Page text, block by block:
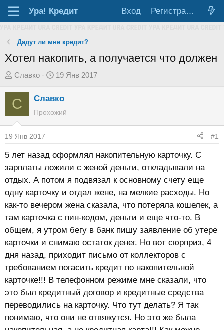
Ура! Кредит Вход Регистрация
Дадут ли мне кредит?
Хотел накопить, а получается что должен
А
т
о
р
т
е
м
ы
Славко
Д
т
а
ч
а
л
а
19 Янв 2017
С Славко
Прохожий
19 Янв 2017 #1
5 лет назад оформлял накопительную карточку. С
зарплаты ложили с женой деньги, откладывали на
отдых. А потом я подвязал к основному счету еще
одну карточку и отдал жене, на мелкие расходы. Но
как-то вечером жена сказала, что потеряла кошелек, а
там карточка с пин-кодом, деньги и еще что-то. В
общем, я утром бегу в банк пишу заявление об утере
карточки и снимаю остаток денег. Но вот сюрприз, 4
дня назад, приходит письмо от коллекторов с
требованием погасить кредит по накопительной
карточке!!! В телефонном режиме мне сказали, что
это был кредитный договор и кредитные средства
переводились на карточку. Что тут делать? Я так
понимаю, что они не отвяжутся. Но это же была